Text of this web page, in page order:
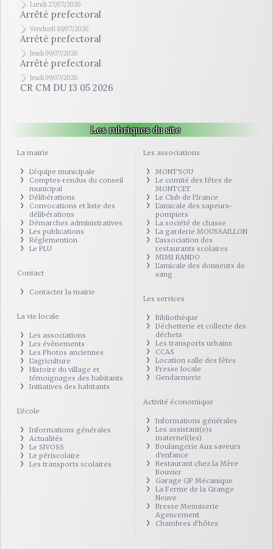
Lundi 27/07/2026
Arrêté prefectoral
Vendredi 10/07/2026
Arrêté prefectoral
Jeudi 09/07/2026
Arrêté prefectoral
Jeudi 09/07/2026
CR CM DU 13 05 2026
Les rubriques du site
La mairie
L'équipe municipale
Comptes-rendus du conseil
municipal
Délibérations
Convocations et liste des
délibérations
Démarches administratives
Les publications
Réglemention
Le PLU
Contact
Contacter la mairie
La vie locale
Les associations
Les évènements
Les Photos anciennes
L'agriculture
Histoire du village et
témoignages des habitants
Initiatives des habitants
L'école
Informations générales
Actualités
Le SIVOSS
Le périscolaire
Les transports scolaires
Les associations
MONT'SOU
Le comité des fêtes de
MONTCET
Le Club de l'Irance
L'amicale des sapeurs-
pompiers
La société de chasse
La garderie MOUSSAILLON
L'association des
restaurants scolaires
MIMI RANDO
L'amicale des donneurs de
sang
Les services
Bibliothèque
Déchetterie et collecte des
déchets
Les transports urbains
CCAS
Location salle des fêtes
Presse locale
Gendarmerie
Activité économique
Informations générales
Les assistant(e)s
maternel(les)
Boulangerie Aux saveurs
d'enfance
Restaurant chez la Mère
Bouvier
Garage GP Mécanique
La Ferme de la Grange
Neuve
Bresse Menuiserie
Agencement
Chambres d'hôtes